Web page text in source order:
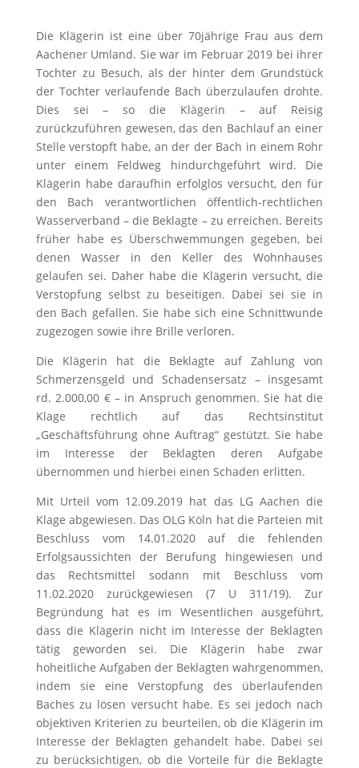
Die Klägerin ist eine über 70jährige Frau aus dem
Aachener Umland. Sie war im Februar 2019 bei ihrer
Tochter zu Besuch, als der hinter dem Grundstück
der Tochter verlaufende Bach überzulaufen drohte.
Dies sei – so die Klägerin – auf Reisig
zurückzuführen gewesen, das den Bachlauf an einer
Stelle verstopft habe, an der der Bach in einem Rohr
unter einem Feldweg hindurchgeführt wird. Die
Klägerin habe daraufhin erfolglos versucht, den für
den Bach verantwortlichen öffentlich-rechtlichen
Wasserverband – die Beklagte – zu erreichen. Bereits
früher habe es Überschwemmungen gegeben, bei
denen Wasser in den Keller des Wohnhauses
gelaufen sei. Daher habe die Klägerin versucht, die
Verstopfung selbst zu beseitigen. Dabei sei sie in
den Bach gefallen. Sie habe sich eine Schnittwunde
zugezogen sowie ihre Brille verloren.
Die Klägerin hat die Beklagte auf Zahlung von
Schmerzensgeld und Schadensersatz – insgesamt
rd. 2.000,00 € – in Anspruch genommen. Sie hat die
Klage rechtlich auf das Rechtsinstitut
„Geschäftsführung ohne Auftrag“ gestützt. Sie habe
im Interesse der Beklagten deren Aufgabe
übernommen und hierbei einen Schaden erlitten.
Mit Urteil vom 12.09.2019 hat das LG Aachen die
Klage abgewiesen. Das OLG Köln hat die Parteien mit
Beschluss vom 14.01.2020 auf die fehlenden
Erfolgsaussichten der Berufung hingewiesen und
das Rechtsmittel sodann mit Beschluss vom
11.02.2020 zurückgewiesen (7 U 311/19). Zur
Begründung hat es im Wesentlichen ausgeführt,
dass die Klägerin nicht im Interesse der Beklagten
tätig geworden sei. Die Klägerin habe zwar
hoheitliche Aufgaben der Beklagten wahrgenommen,
indem sie eine Verstopfung des überlaufenden
Baches zu lösen versucht habe. Es sei jedoch nach
objektiven Kriterien zu beurteilen, ob die Klägerin im
Interesse der Beklagten gehandelt habe. Dabei sei
zu berücksichtigen, ob die Vorteile für die Beklagte